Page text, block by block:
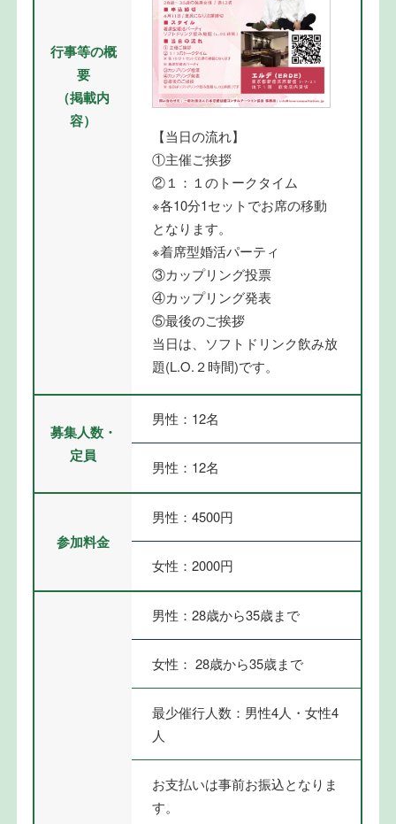
行事等の概
要
（掲載内
容）
【当日の流れ】
①主催ご挨拶
②１：１のトークタイム
※各10分1セットでお席の移動
となります。
※着席型婚活パーティ
③カップリング投票
④カップリング発表
⑤最後のご挨拶
当日は、ソフトドリンク飲み放
題(L.O.２時間)です。
募集人数・
定員
男性：12名
男性：12名
参加料金
男性：4500円
女性：2000円
男性：28歳から35歳まで
女性： 28歳から35歳まで
最少催行人数：男性4人・女性4
人
お支払いは事前お振込となりま
す。